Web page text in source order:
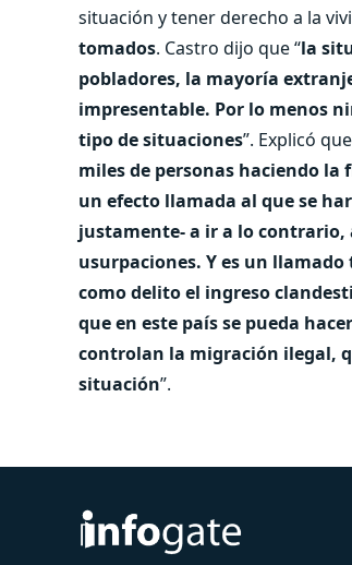
situación y tener derecho a la
tomados. Castro dijo que “la
pobladores, la mayoría
impresentable. Por lo menos
tipo de situaciones”. Explicó
miles de personas haciendo la
un efecto llamada al que se
justamente- a ir a lo contrario,
usurpaciones. Y es un
como delito el ingreso
que en este país se pueda
controlan la migración ilegal,
situación”.